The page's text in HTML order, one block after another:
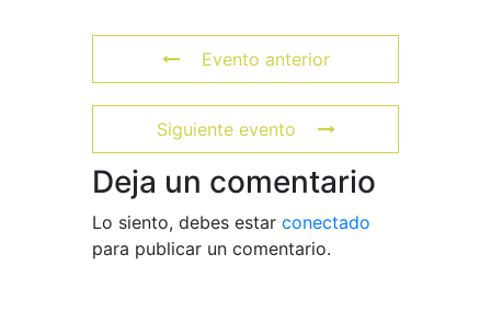
Evento anterior
Siguiente evento
Deja un comentario
Lo siento, debes estar conectado
para publicar un comentario.